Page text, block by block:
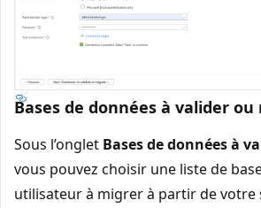
Bases de données à valider
Sous l’onglet Bases de données à
vous pouvez choisir une liste de
utilisateur à migrer à partir de votre